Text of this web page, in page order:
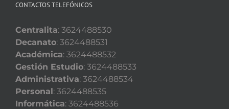
CONTACTOS TELEFÓNICOS
Centralita: 3624488530
Decanato: 3624488531
Académica: 3624488532
Gestión Estudio: 3624488533
Administrativa: 3624488534
Personal: 3624488535
Informática: 3624488536